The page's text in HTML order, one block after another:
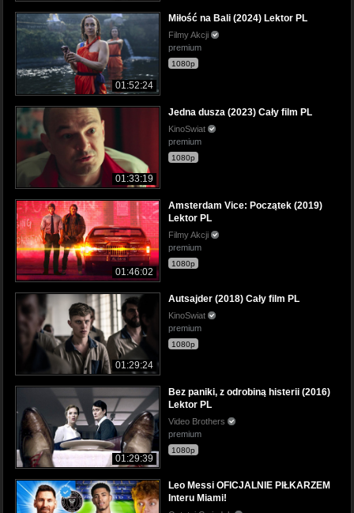
01:52:24
Miłość na Bali (2024) Lektor PL
Filmy Akcji
premium
1080p
01:33:19
Jedna dusza (2023) Cały film PL
KinoSwiat
premium
1080p
01:46:02
Amsterdam Vice: Początek (2019)
Lektor PL
Filmy Akcji
premium
1080p
01:29:24
Autsajder (2018) Cały film PL
KinoSwiat
premium
1080p
01:29:39
Bez paniki, z odrobiną histerii (2016)
Lektor PL
Video Brothers
premium
1080p
Leo Messi OFICJALNIE PIŁKARZEM
Interu Miami!